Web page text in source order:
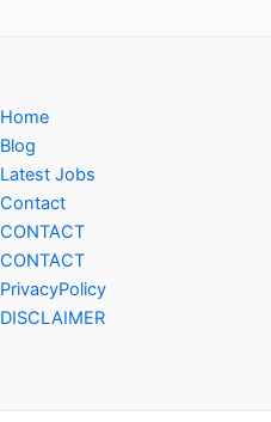
Home
Blog
Latest Jobs
Contact
CONTACT
CONTACT
PrivacyPolicy
DISCLAIMER